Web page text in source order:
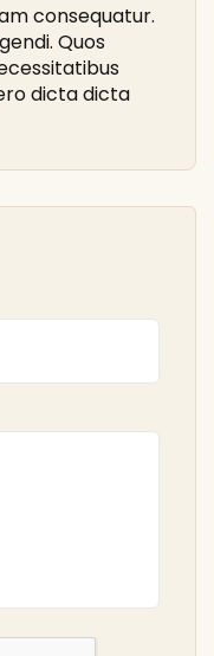
consequatur.
Quos
dicta dicta